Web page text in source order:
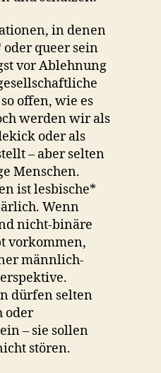
in denen
queer sein
vor Ablehnung
offen, wie es
werden wir als
oder als
– aber selten
Menschen.
ist lesbische*
Wenn
nicht-binäre
vorkommen,
männlich-
dürfen selten
oder
– sie sollen
stören.